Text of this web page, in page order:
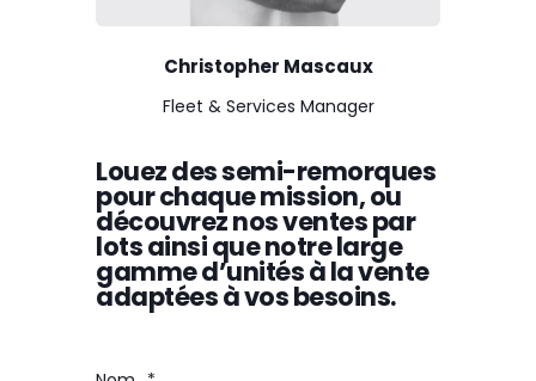
Christopher Mascaux
Fleet & Services Manager
Louez des semi-remorques
pour chaque mission, ou
découvrez nos ventes par
lots ainsi que notre large
gamme d’unités à la vente
adaptées à vos besoins.